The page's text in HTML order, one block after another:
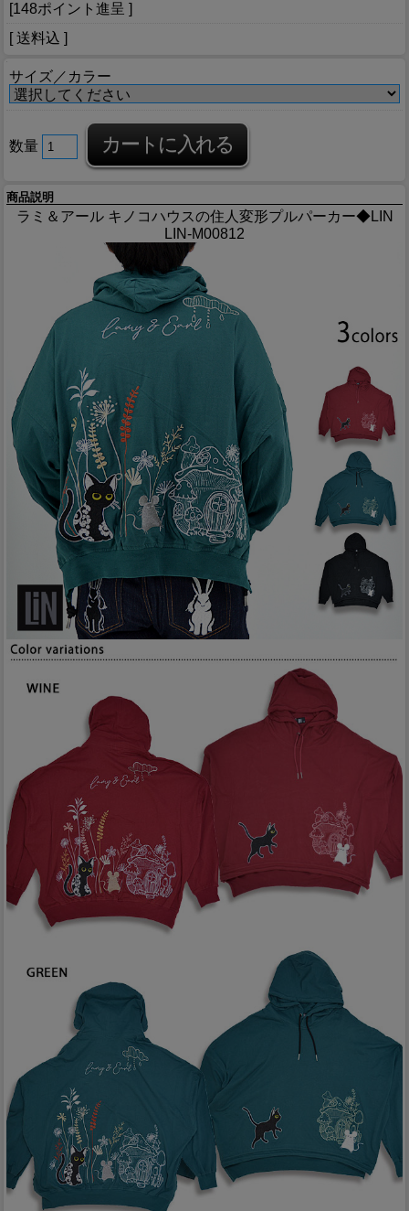
[148ポイント進呈 ]
[ 送料込 ]
サイズ／カラー
数量
商品説明
ラミ＆アール キノコハウスの住人変形プルパーカー◆LIN
LIN-M00812